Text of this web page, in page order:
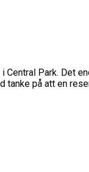
Park. Det
tanke på att en